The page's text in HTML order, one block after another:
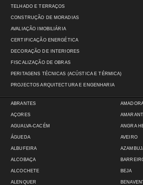
TELHADO E TERRAÇOS
CONSTRUÇÃO DE MORADIAS
AVALIAÇÃO IMOBILIÁRIA
CERTIFICAÇÃO ENERGÉTICA
DECORAÇÃO DE INTERIORES
FISCALIZAÇÃO DE OBRAS
PERITAGENS TÉCNICAS (ACÚSTICA E TÉRMICA)
PROJECTOS ARQUITECTURA E ENGENHARIA
ABRANTES
AÇORES
AGUALVA-CACÉM
ÁGUEDA
ALBUFEIRA
ALCOBAÇA
ALCOCHETE
ALENQUER
ANGRA
AVEIRO
BEJA